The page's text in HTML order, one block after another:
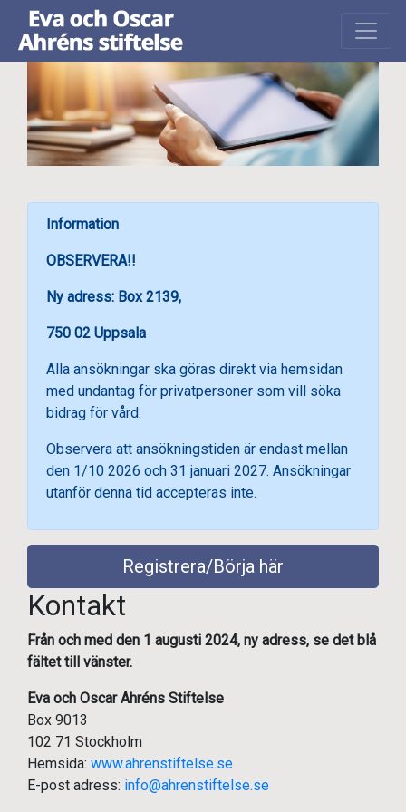
Information
OBSERVERA!!
Ny adress: Box 2139,
750 02 Uppsala
Alla ansökningar ska göras direkt via hemsidan
med undantag för privatpersoner som vill söka
bidrag för vård.
Observera att ansökningstiden är endast mellan
den 1/10 2026 och 31 januari 2027. Ansökningar
utanför denna tid accepteras inte.
Registrera/Börja här
Kontakt
Från och med den 1 augusti 2024, ny adress, se det blå
fältet till vänster.
Eva och Oscar Ahréns Stiftelse
Box 9013
102 71 Stockholm
Hemsida: www.ahrenstiftelse.se
E-post adress: info@ahrenstiftelse.se